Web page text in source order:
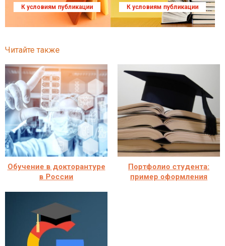
К условиям публикации К условиям публикации
Читайте также
Обучение в докторантуре
в России
Портфолио студента:
пример оформления